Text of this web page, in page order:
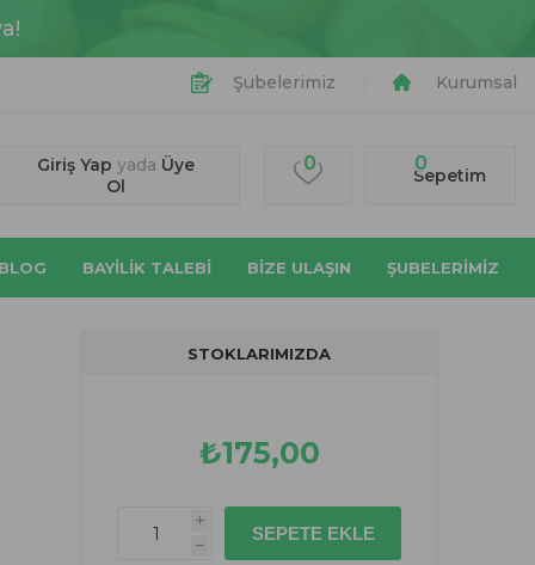
Şubelerimiz Kurumsal
Giriş Yap yada Üye
Ol
0 0
Sepetim
BAYİLİK TALEBİ BIZE ULAŞIN ŞUBELERİMİZ
STOKLARIMIZDA
₺175,00
i
h